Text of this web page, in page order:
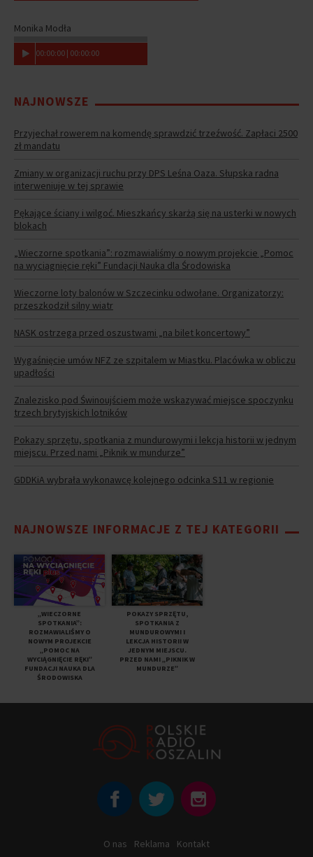
Monika Modła
00:00:00 | 00:00:00
NAJNOWSZE
Przyjechał rowerem na komendę sprawdzić trzeźwość. Zapłaci 2500
zł mandatu
Zmiany w organizacji ruchu przy DPS Leśna Oaza. Słupska radna
interweniuje w tej sprawie
Pękające ściany i wilgoć. Mieszkańcy skarżą się na usterki w nowych
blokach
„Wieczorne spotkania”: rozmawialiśmy o nowym projekcie „Pomoc
na wyciągnięcie ręki” Fundacji Nauka dla Środowiska
Wieczorne loty balonów w Szczecinku odwołane. Organizatorzy:
przeszkodził silny wiatr
NASK ostrzega przed oszustwami „na bilet koncertowy”
Wygaśnięcie umów NFZ ze szpitalem w Miastku. Placówka w obliczu
upadłości
Znalezisko pod Świnoujściem może wskazywać miejsce spoczynku
trzech brytyjskich lotników
Pokazy sprzętu, spotkania z mundurowymi i lekcja historii w jednym
miejscu. Przed nami „Piknik w mundurze”
GDDKiA wybrała wykonawcę kolejnego odcinka S11 w regionie
NAJNOWSZE INFORMACJE Z TEJ KATEGORII
„WIECZORNE
SPOTKANIA”:
ROZMAWIALIŚMY O
NOWYM PROJEKCIE
„POMOC NA
WYCIĄGNIĘCIE RĘKI”
FUNDACJI NAUKA DLA
ŚRODOWISKA
POKAZY SPRZĘTU,
SPOTKANIA Z
MUNDUROWYMI I
LEKCJA HISTORII W
JEDNYM MIEJSCU.
PRZED NAMI „PIKNIK W
MUNDURZE”
O nas Reklama Kontakt